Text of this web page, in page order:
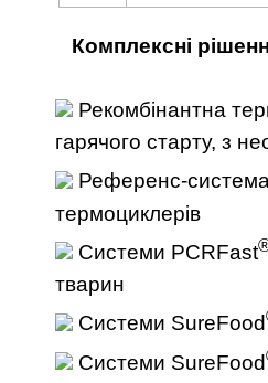
Комплексні рішен
Рекомбінантна
гарячого старту, з
Референс-
термоциклерів
Системи PCRFast
тварин
Системи SureFood
Системи SureFood